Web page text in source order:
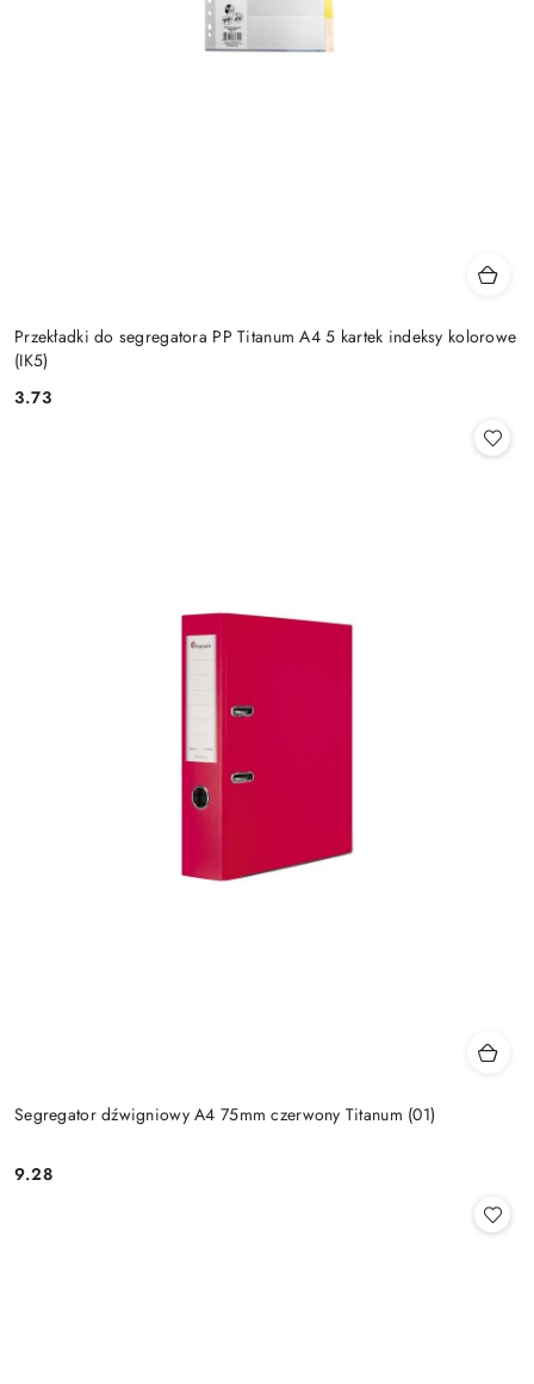
Przekładki do segregatora PP Titanum A4 5 kartek indeksy kolorowe
(IK5)
Cena:
3.73
Segregator dźwigniowy A4 75mm czerwony Titanum (01)
Cena:
9.28